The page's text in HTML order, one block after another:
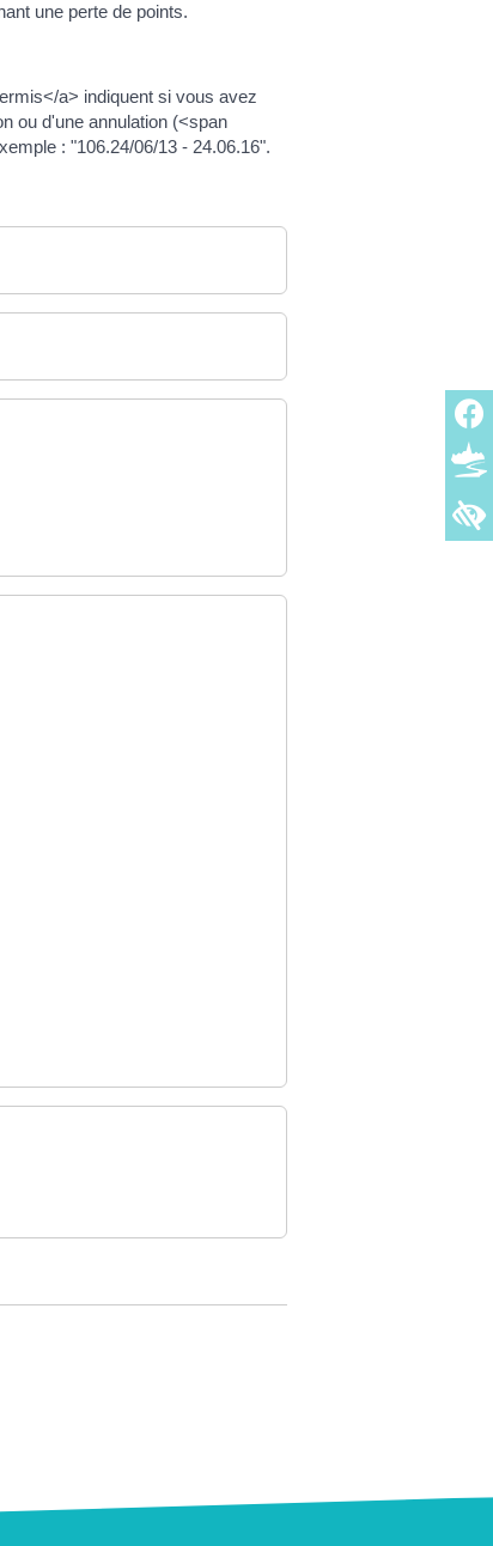
une perte de points.
a> indiquent si vous avez
ou d'une annulation (<span
: "106.24/06/13 - 24.06.16".